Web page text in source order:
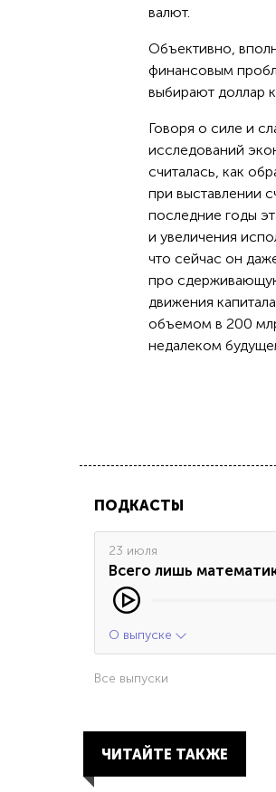
валют.
Объективно,
финансовым
выбирают доллар
Говоря о силе и
исследований
считалась, как
при выставлении
последние годы
и увеличения
что сейчас он
про
движения
объемом в 200
недалеком
ПОДКАСТЫ
23 июля
Всего лишь
О выпуске
Все выпуски
ЧИТАЙТЕ ТАКЖЕ